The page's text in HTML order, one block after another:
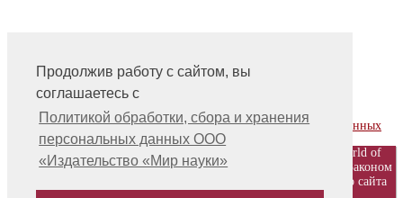
Продолжив работу с сайтом, вы
соглашаетесь с
Политикой обработки, сбора и хранения
персональных данных ООО
«Издательство «Мир науки»
На главную
Контакты, учредитель, редакция
Политика обработки, сбора и хранения персональных данных
© ООО «Издательство «Мир науки» \ «Publishing company «World of
science», LLC Материалы, размещенные на сайте, охраняются Законом
о защите авторских прав. Публикация любых материалов этого сайта